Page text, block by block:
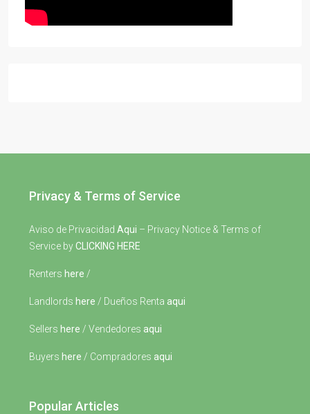
Privacy & Terms of Service
Aviso de Privacidad Aqui – Privacy Notice & Terms of
Service byCLICKING HERE
Renters here /
Landlords here / Dueños Renta aqui
Sellers here / Vendedores aqui
Buyers here / Compradores aqui
Popular Articles